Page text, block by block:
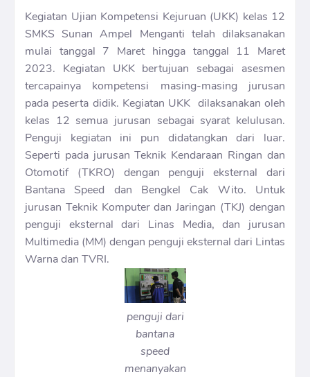
Kegiatan Ujian Kompetensi Kejuruan (UKK) kelas 12
SMKS Sunan Ampel Menganti telah dilaksanakan
mulai tanggal 7 Maret hingga tanggal 11 Maret
2023. Kegiatan UKK bertujuan sebagai asesmen
tercapainya kompetensi masing-masing jurusan
pada peserta didik. Kegiatan UKK dilaksanakan oleh
kelas 12 semua jurusan sebagai syarat kelulusan.
Penguji kegiatan ini pun didatangkan dari luar.
Seperti pada jurusan Teknik Kendaraan Ringan dan
Otomotif (TKRO) dengan penguji eksternal dari
Bantana Speed dan Bengkel Cak Wito. Untuk
jurusan Teknik Komputer dan Jaringan (TKJ) dengan
penguji eksternal dari Linas Media, dan jurusan
Multimedia (MM) dengan penguji eksternal dari Lintas
Warna dan TVRI.
penguji dari
bantana
speed
menanyakan